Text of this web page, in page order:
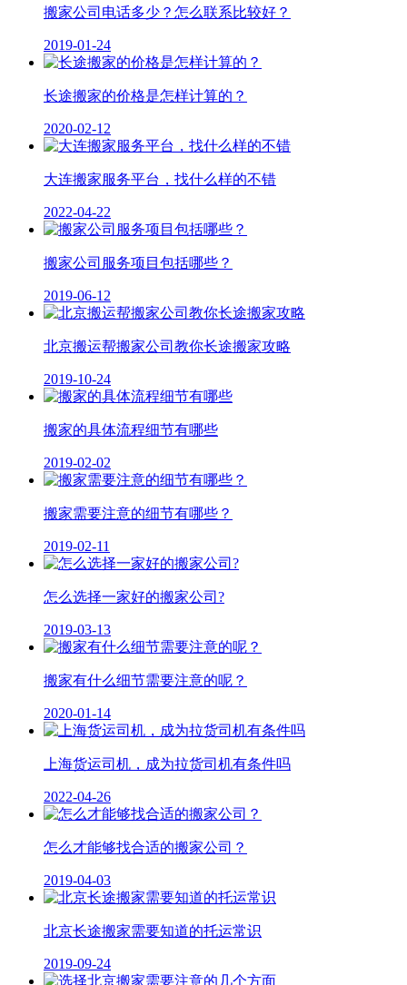
搬家公司电话多少？怎么联系比较好？
2019-01-24
长途搬家的价格是怎样计算的？
2020-02-12
大连搬家服务平台，找什么样的不错
2022-04-22
搬家公司服务项目包括哪些？
2019-06-12
北京搬运帮搬家公司教你长途搬家攻略
2019-10-24
搬家的具体流程细节有哪些
2019-02-02
搬家需要注意的细节有哪些？
2019-02-11
怎么选择一家好的搬家公司?
2019-03-13
搬家有什么细节需要注意的呢？
2020-01-14
上海货运司机，成为拉货司机有条件吗
2022-04-26
怎么才能够找合适的搬家公司？
2019-04-03
北京长途搬家需要知道的托运常识
2019-09-24